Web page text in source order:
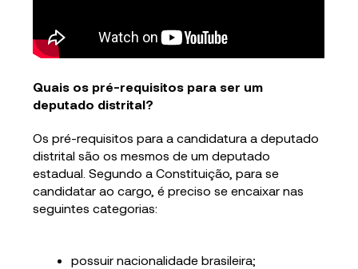
Quais os pré-requisitos para ser um
deputado distrital?
Os pré-requisitos para a candidatura a deputado
distrital são os mesmos de um deputado
estadual. Segundo a Constituição, para se
candidatar ao cargo, é preciso se encaixar nas
seguintes categorias:
possuir nacionalidade brasileira;